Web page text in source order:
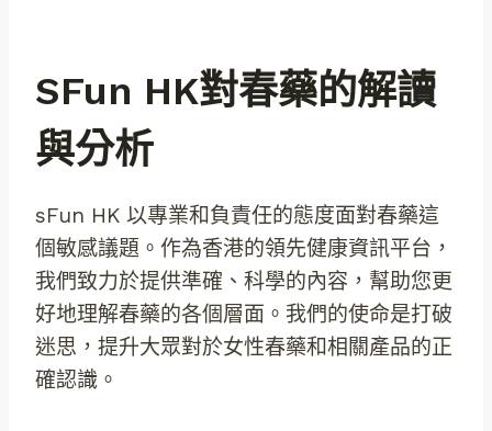
SFun HK對春藥的解讀
與分析
sFun HK 以專業和負責任的態度面對春藥這
個敏感議題。作為香港的領先健康資訊平台，
我們致力於提供準確、科學的內容，幫助您更
好地理解春藥的各個層面。我們的使命是打破
迷思，提升大眾對於女性春藥和相關產品的正
確認識。